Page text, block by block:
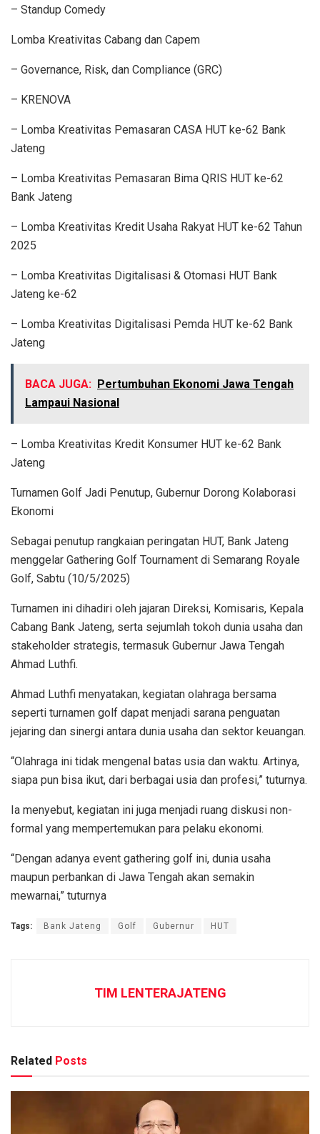
– Standup Comedy
Lomba Kreativitas Cabang dan Capem
– Governance, Risk, dan Compliance (GRC)
– KRENOVA
– Lomba Kreativitas Pemasaran CASA HUT ke-62 Bank
Jateng
– Lomba Kreativitas Pemasaran Bima QRIS HUT ke-62
Bank Jateng
– Lomba Kreativitas Kredit Usaha Rakyat HUT ke-62 Tahun
2025
– Lomba Kreativitas Digitalisasi & Otomasi HUT Bank
Jateng ke-62
– Lomba Kreativitas Digitalisasi Pemda HUT ke-62 Bank
Jateng
BACA JUGA: Pertumbuhan Ekonomi Jawa Tengah
Lampaui Nasional
– Lomba Kreativitas Kredit Konsumer HUT ke-62 Bank
Jateng
Turnamen Golf Jadi Penutup, Gubernur Dorong Kolaborasi
Ekonomi
Sebagai penutup rangkaian peringatan HUT, Bank Jateng
menggelar Gathering Golf Tournament di Semarang Royale
Golf, Sabtu (10/5/2025)
Turnamen ini dihadiri oleh jajaran Direksi, Komisaris, Kepala
Cabang Bank Jateng, serta sejumlah tokoh dunia usaha dan
stakeholder strategis, termasuk Gubernur Jawa Tengah
Ahmad Luthfi.
Ahmad Luthfi menyatakan, kegiatan olahraga bersama
seperti turnamen golf dapat menjadi sarana penguatan
jejaring dan sinergi antara dunia usaha dan sektor keuangan.
“Olahraga ini tidak mengenal batas usia dan waktu. Artinya,
siapa pun bisa ikut, dari berbagai usia dan profesi,” tuturnya.
Ia menyebut, kegiatan ini juga menjadi ruang diskusi non-
formal yang mempertemukan para pelaku ekonomi.
“Dengan adanya event gathering golf ini, dunia usaha
maupun perbankan di Jawa Tengah akan semakin
mewarnai,” tuturnya
Tags: Bank Jateng Golf Gubernur HUT
TIM LENTERAJATENG
Related Posts